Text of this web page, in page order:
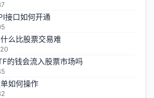
接口如何开通
么比股票交易难
的钱会流入股票市场吗
如何操作